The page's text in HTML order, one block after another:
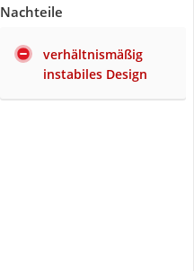
Nachteile
verhältnismäßig
instabiles Design